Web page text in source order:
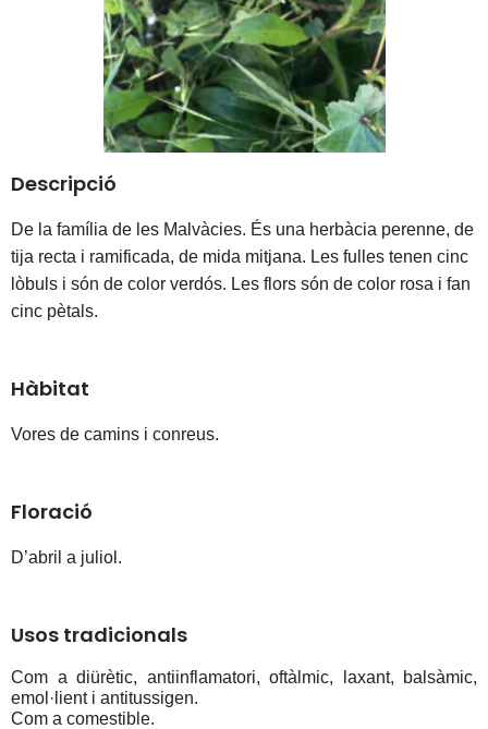
Descripció
De la família de les Malvàcies. És una herbàcia perenne, de
tija recta i ramificada, de mida mitjana. Les fulles tenen cinc
lòbuls i són de color verdós. Les flors són de color rosa i fan
cinc pètals.
Hàbitat
Vores de camins i conreus.
Floració
D’abril a juliol.
Usos tradicionals
Com a diürètic, antiinflamatori, oftàlmic, laxant, balsàmic,
emol·lient i antitussigen.
Com a comestible.